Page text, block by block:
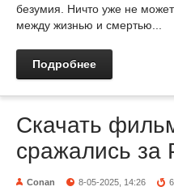
безумия. Ничто уже не
между жизнью и смертью...
Подробнее
Скачать
сражались за
Conan 8-05-2025, 14:26